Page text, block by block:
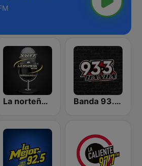
La norteña 89.3 FM Banda 93.3 FM